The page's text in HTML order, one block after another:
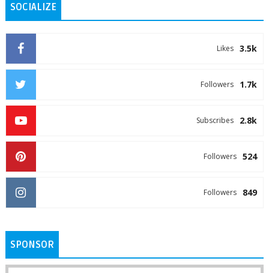
SOCIALIZE
3.5k
Likes
1.7k
Followers
2.8k
Subscribes
524
Followers
849
Followers
SPONSOR